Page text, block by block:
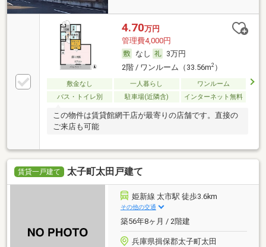
4.70万円
管理費4,000円
なし
3万円
2階 / ワンルーム（33.56m2）
敷金なし 一人暮らし
ワンルーム
バス・トイレ別
駐車場(近隣含) インターネット無料
この物件は賃貸館網干店が最寄りの店舗です。直接の
ご来店も可能
賃貸一戸建て 太子町太田戸建て
姫新線 太市駅 徒歩3.6km
その他の交通
築56年8ヶ月 / 2階建
兵庫県揖保郡太子町太田